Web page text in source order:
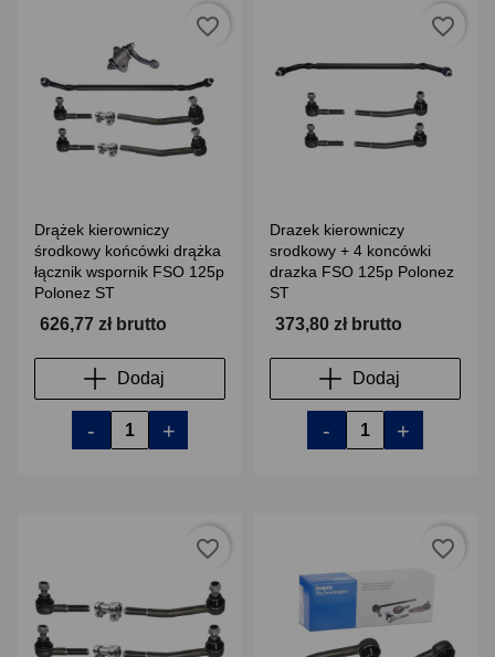
Drążek kierowniczy
środkowy końcówki drążka
łącznik wspornik FSO 125p
Polonez ST
626,77 zł brutto
Dodaj
- +
favorite_border
Drazek kierowniczy
srodkowy + 4 koncówki
drazka FSO 125p Polonez
ST
373,80 zł brutto
Dodaj
- +
favorite_border
favorite_border favorite_border